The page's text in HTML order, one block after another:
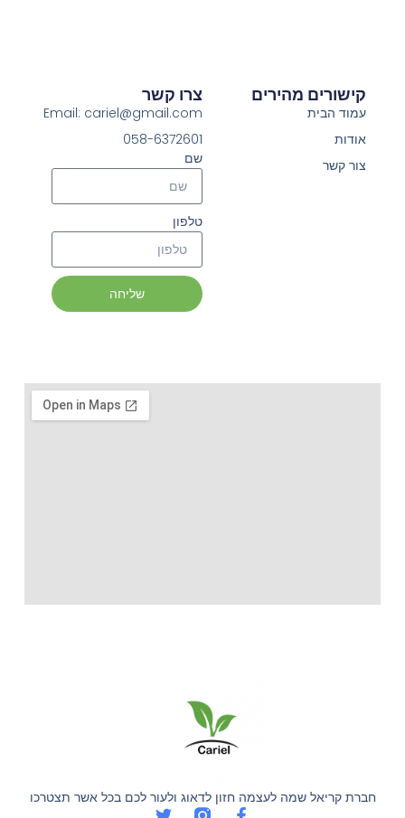
חברת קריאל שמה לעצמה חזון לדאוג ולעור לכם בכל אשר תצטרכו
קישורים מהירים
עמוד הבית
אודות
צור קשר
צרו קשר
Email: cariel@gmail.com
058-6372601
שם
טלפון
שליחה